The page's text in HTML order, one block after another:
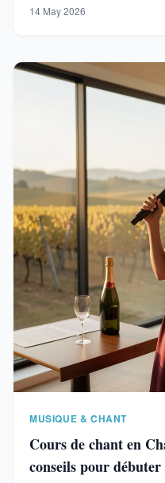
14 May 2026
MUSIQUE & CHANT
Cours de chant en
conseils pour débuter